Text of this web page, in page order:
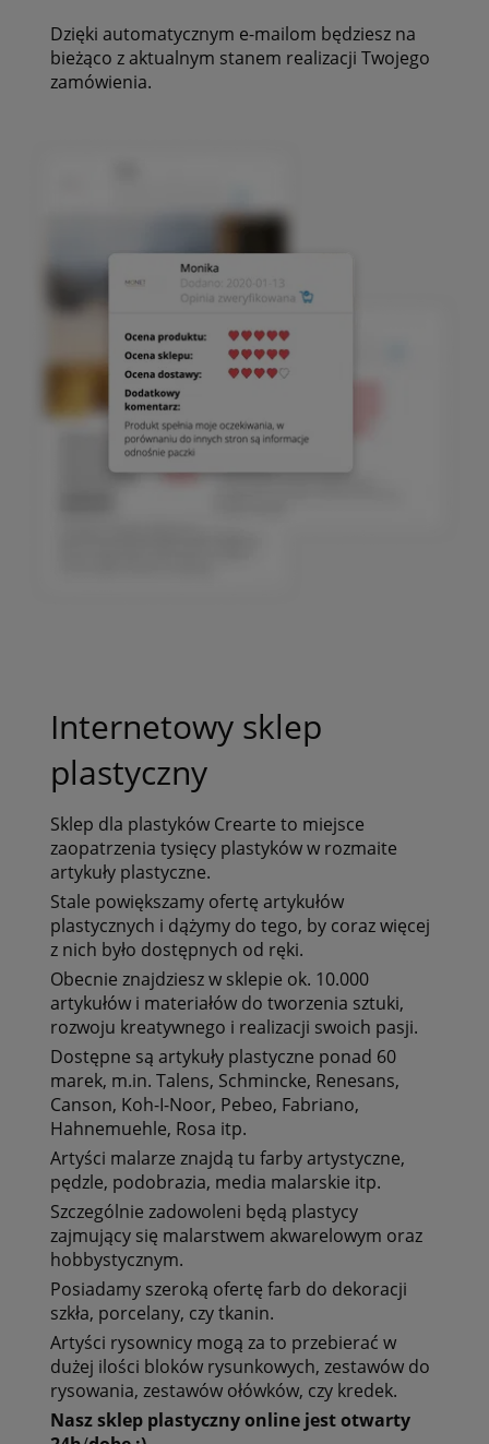
Dzięki automatycznym e-mailom będziesz na
bieżąco z aktualnym stanem realizacji Twojego
zamówienia.
Internetowy sklep
plastyczny
Sklep dla plastykówCrearte to miejsce
zaopatrzenia tysięcy plastykóww rozmaite
artykuły plastyczne.
Stale powiększamy ofertę artykułów
plastycznych i dążymy do tego, by coraz więcej
z nich było dostępnych od ręki.
Obecnie znajdziesz w sklepie ok. 10.000
artykułów i materiałów do tworzenia sztuki,
rozwoju kreatywnego i realizacji swoich pasji.
Dostępne są artykuły plastyczne ponad 60
marek, m.in. Talens, Schmincke, Renesans,
Canson, Koh-I-Noor, Pebeo, Fabriano,
Hahnemuehle, Rosa itp.
Artyści malarze znajdą tu farby artystyczne,
pędzle, podobrazia, media malarskie itp.
Szczególnie zadowoleni będą plastycy
zajmujący się malarstwem akwarelowym oraz
hobbystycznym.
Posiadamy szeroką ofertę farb do dekoracji
szkła, porcelany, czy tkanin.
Artyści rysownicy mogą za to przebierać w
dużej ilości bloków rysunkowych, zestawów do
rysowania, zestawów ołówków, czy kredek.
Naszsklep plastycznyonline jestotwarty